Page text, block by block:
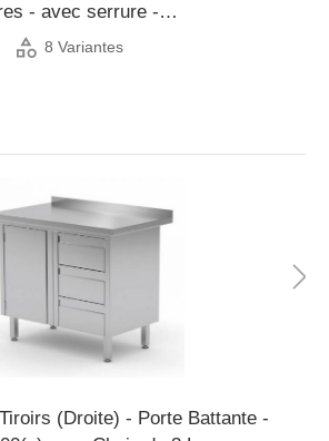
- avec serrure -
8 Variantes
(Droite) - Porte Battante -